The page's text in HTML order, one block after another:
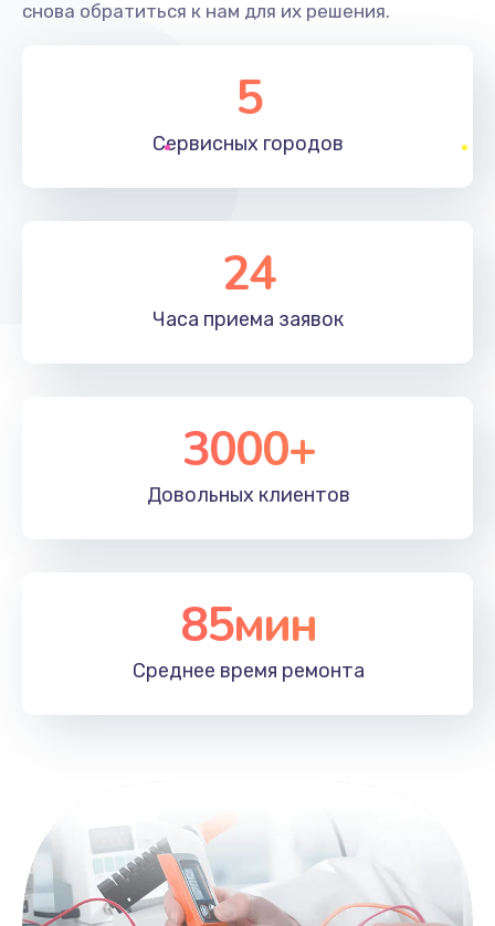
снова обратиться к нам для их решения.
5
Сервисных городов
24
Часа приема заявок
3000+
Довольных клиентов
85мин
Среднее время ремонта